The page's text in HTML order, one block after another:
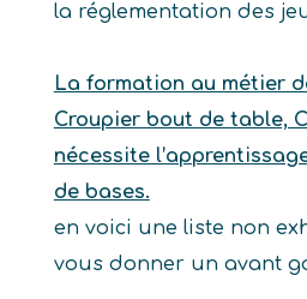
la réglementation des
La formation au métier
Croupier bout de table,
nécessite
de bases.
en voici une liste non
vous donner un avant